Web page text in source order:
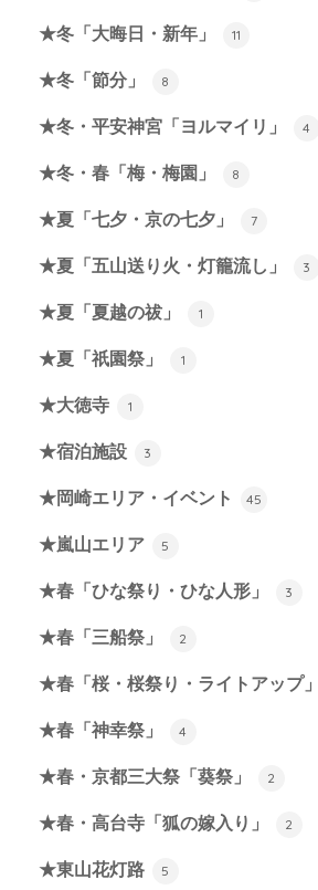
★冬「大晦日・新年」 11
★冬「節分」 8
★冬・平安神宮「ヨルマイリ」 4
★冬・春「梅・梅園」 8
★夏「七夕・京の七夕」 7
★夏「五山送り火・灯籠流し」 3
★夏「夏越の祓」 1
★夏「祇園祭」 1
★大徳寺 1
★宿泊施設 3
★岡崎エリア・イベント 45
★嵐山エリア 5
★春「ひな祭り・ひな人形」 3
★春「三船祭」 2
★春「桜・桜祭り・ライトアップ」
★春「神幸祭」 4
★春・京都三大祭「葵祭」 2
★春・高台寺「狐の嫁入り」 2
★東山花灯路 5